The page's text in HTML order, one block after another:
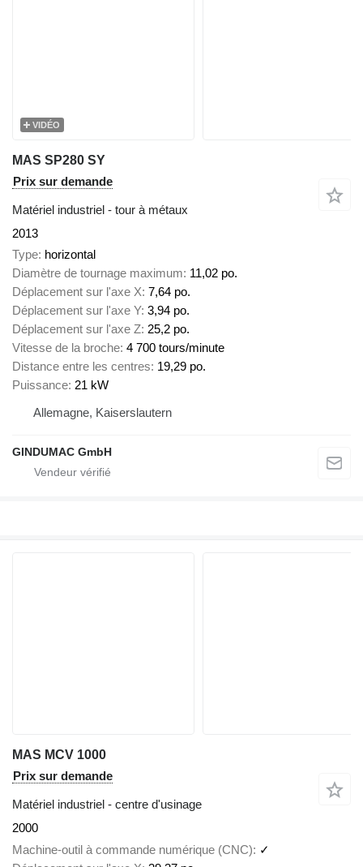
VIDÉO
MAS SP280 SY
Prix sur demande
Matériel industriel - tour à métaux
2013
Type horizontal
Diamètre de tournage maximum 11,02 po.
Déplacement sur l'axe X 7,64 po.
Déplacement sur l'axe Y 3,94 po.
Déplacement sur l'axe Z 25,2 po.
Vitesse de la broche 4 700 tours/minute
Distance entre les centres 19,29 po.
Puissance 21 kW
Allemagne, Kaiserslautern
GINDUMAC GmbH
MAS MCV 1000
Prix sur demande
Matériel industriel - centre d'usinage
2000
Machine-outil à commande numérique (CNC)
✓